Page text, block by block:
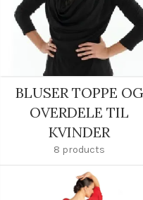
BLUSER TOPPE OG
OVERDELE TIL
KVINDER
8 products